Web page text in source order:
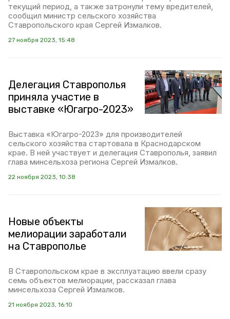
текущий период, а также затронули тему вредителей,
сообщил министр сельского хозяйства
Ставропольского края Сергей Измалков.
27 ноября 2023, 15:48
Делегация Ставрополья
приняла участие в
выставке «Югагро-2023»
Выставка «Югагро-2023» для производителей
сельского хозяйства стартовала в Краснодарском
крае. В ней участвует и делегация Ставрополья, заявил
глава минсельхоза региона Сергей Измалков.
22 ноября 2023, 10:38
Новые объекты
мелиорации заработали
на Ставрополье
В Ставропольском крае в эксплуатацию ввели сразу
семь объектов мелиорации, рассказал глава
минсельхоза Сергей Измалков.
21 ноября 2023, 16:10